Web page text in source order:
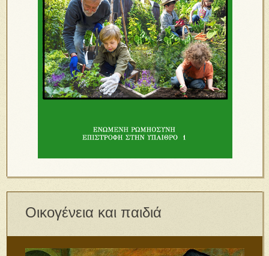
Οικογένεια και παιδιά